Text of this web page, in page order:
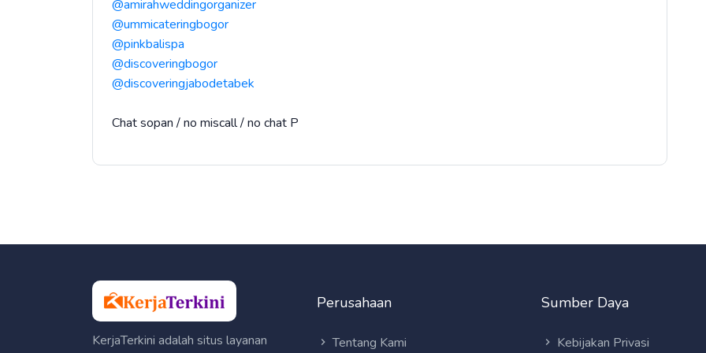
@amirahweddingorganizer
@ummicateringbogor
@pinkbalispa
@discoveringbogor
@discoveringjabodetabek
Chat sopan / no miscall / no chat P
KerjaTerkini adalah situs layanan
Perusahaan
Tentang Kami
Sumber Daya
Kebijakan Privasi